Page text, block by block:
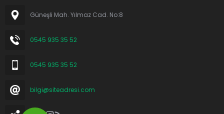
Güneşli Mah. Yılmaz Cad. No:8
0545 935 35 52
0545 935 35 52
bilgi@siteadresi.com